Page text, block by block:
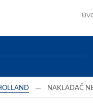
NAKLADAČ